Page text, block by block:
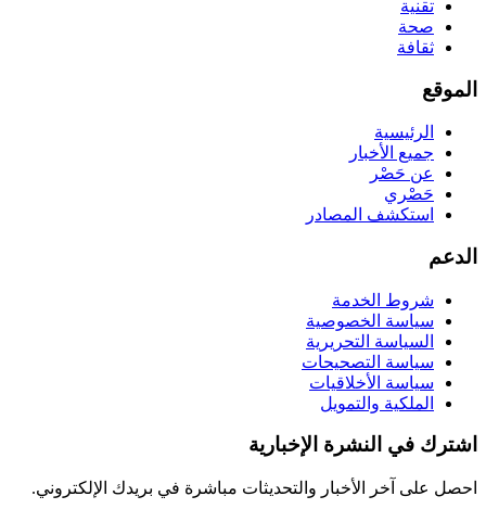
تقنية
صحة
ثقافة
الموقع
الرئيسية
جميع الأخبار
عن حَصْر
حَصْري
استكشف المصادر
الدعم
شروط الخدمة
سياسة الخصوصية
السياسة التحريرية
سياسة التصحيحات
سياسة الأخلاقيات
الملكية والتمويل
اشترك في النشرة الإخبارية
احصل على آخر الأخبار والتحديثات مباشرة في بريدك الإلكتروني.